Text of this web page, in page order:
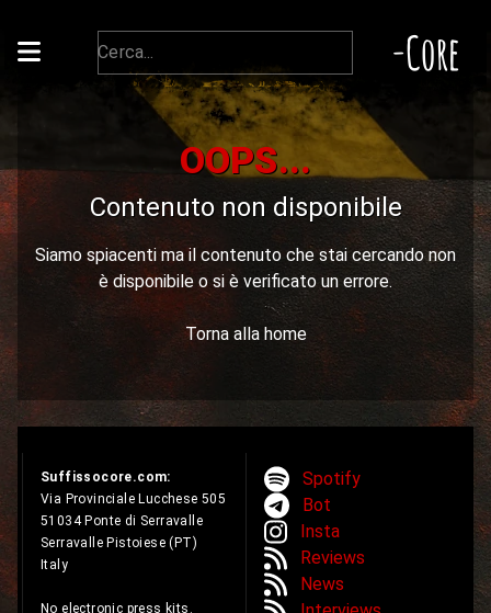
-Core
OOPS...
Contenuto non disponibile
Siamo spiacenti ma il contenuto che stai cercando non
è disponibile o si è verificato un errore.
Torna alla home
Suffissocore.com:
Via Provinciale Lucchese 505
51034 Ponte di Serravalle
Serravalle Pistoiese (PT)
Italy
No electronic press kits.
Spotify
Bot
Insta
Reviews
News